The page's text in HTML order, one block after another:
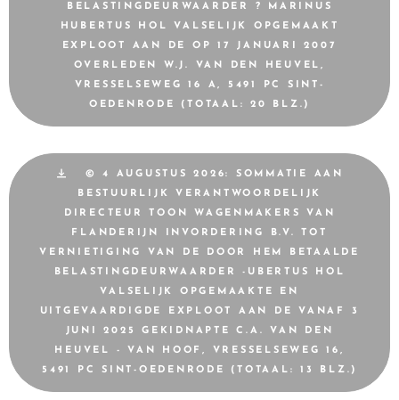
BELASTINGDEURWAARDER ? MARINUS
HUBERTUS HOL VALSELIJK OPGEMAAKT
EXPLOOT AAN DE OP 17 JANUARI 2007
OVERLEDEN W.J. VAN DEN HEUVEL,
VRESSELSEWEG 16 A, 5491 PC SINT-
OEDENRODE (TOTAAL: 20 BLZ.)
© 4 AUGUSTUS 2026: SOMMATIE AAN
BESTUURLIJK VERANTWOORDELIJK
DIRECTEUR TOON WAGENMAKERS VAN
FLANDERIJN INVORDERING B.V. TOT
VERNIETIGING VAN DE DOOR HEM BETAALDE
BELASTINGDEURWAARDER -UBERTUS HOL
VALSELIJK OPGEMAAKTE EN
UITGEVAARDIGDE EXPLOOT AAN DE VANAF 3
JUNI 2025 GEKIDNAPTE C.A. VAN DEN
HEUVEL - VAN HOOF, VRESSELSEWEG 16,
5491 PC SINT-OEDENRODE (TOTAAL: 13 BLZ.)